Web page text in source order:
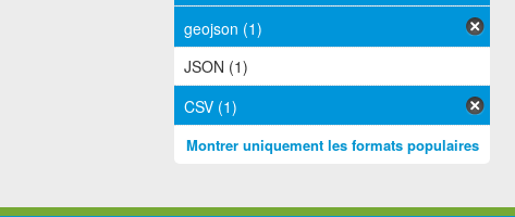
geojson (1)
JSON (1)
CSV (1)
Montrer uniquement les formats populaires